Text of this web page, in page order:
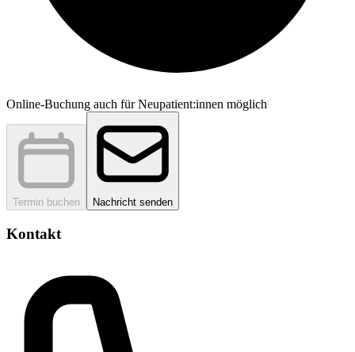
Online-Buchung auch für Neupatient:innen möglich
Termin buchen Nachricht senden
Kontakt